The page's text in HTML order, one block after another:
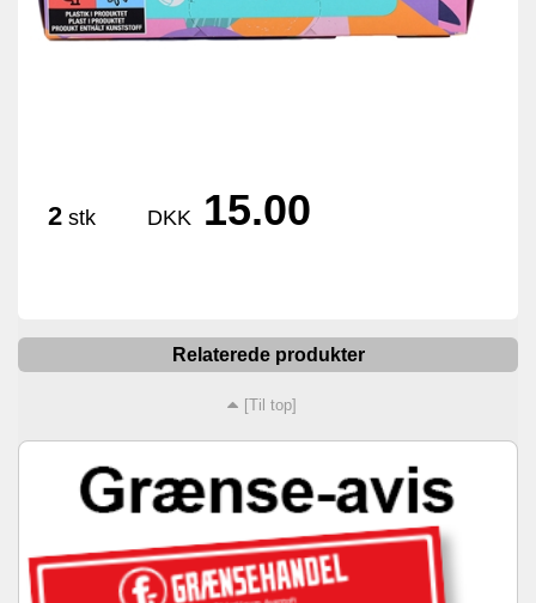
2 stk DKK 15.00
Relaterede produkter
[Til top]